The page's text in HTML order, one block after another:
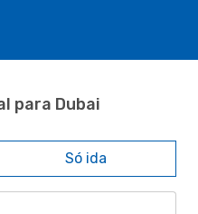
para Dubai
Só ida